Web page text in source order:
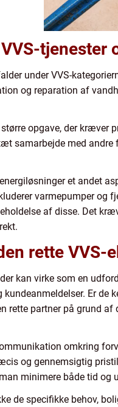
tjenester
under VVS-
og reparation af
opgave, der
samarbejde med
et andet
varmepumper og
af disse. Det
rette VVS-
kan virke som en
Er
rette partner på grund
omkring
og gennemsigtig
minimere både tid og
de specifikke behov,